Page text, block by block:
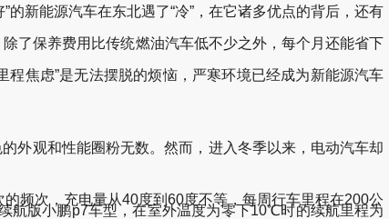
新能源汽车在东北遇了“冷”，在它诸多优点的背后，还有
保养费用比传统燃油汽车低不少之外，每个月还能省下
焦虑”是无法摆脱的烦恼，严寒环境已经成为新能源汽车
外观和性能圈粉无数。然而，进入冬季以来，电动汽车却
频次，充电量从40度到60度不等，每周行车里程在200公
航版小鹏p7车型，在室外温度为零下10℃时的续航里程为